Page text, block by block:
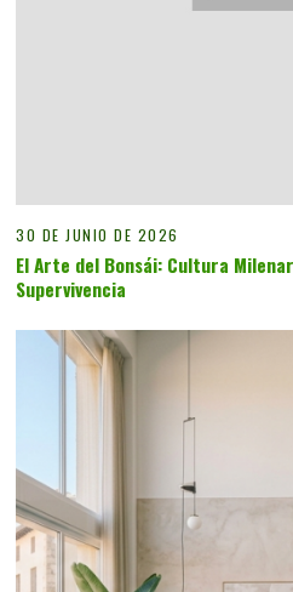
30 DE JUNIO DE 2026
El Arte del Bonsái: Cultura
Supervivencia